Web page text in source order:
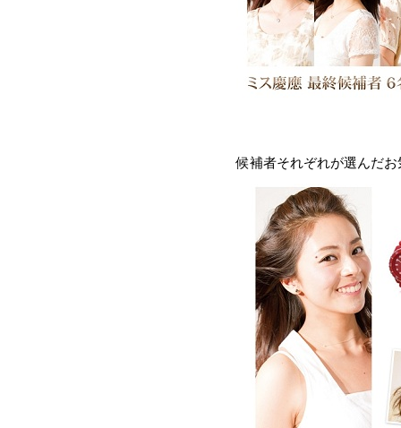
候補者それぞれが選んだ